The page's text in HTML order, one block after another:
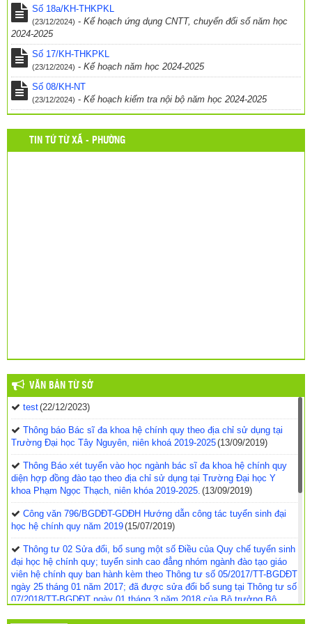
Số 18a/KH-THKPKL
(23/12/2024) - Kế hoạch ứng dụng CNTT, chuyển đổi số năm học
2024-2025
Số 17/KH-THKPKL
(23/12/2024) - Kế hoạch năm học 2024-2025
Số 08/KH-NT
(23/12/2024) - Kế hoạch kiểm tra nội bộ năm học 2024-2025
TIN TỨ TỪ XÃ - PHƯỜNG
VĂN BẢN TỪ SỞ
test(22/12/2023)
Thông báo Bác sĩ đa khoa hệ chính quy theo địa chỉ sử dụng tại
Trường Đại học Tây Nguyên, niên khoá 2019-2025(13/09/2019)
Thông Báo xét tuyển vào học ngành bác sĩ đa khoa hệ chính quy
diện hợp đồng đào tạo theo địa chỉ sử dụng tại Trường Đại học Y
khoa Phạm Ngọc Thạch, niên khóa 2019-2025. (13/09/2019)
Công văn 796/BGDĐT-GDĐH Hướng dẫn công tác tuyển sinh đại
học hệ chính quy năm 2019(15/07/2019)
Thông tư 02 Sửa đổi, bổ sung một số Điều của Quy chế tuyển sinh
đại học hệ chính quy; tuyển sinh cao đẳng nhóm ngành đào tạo giáo
viên hệ chính quy ban hành kèm theo Thông tư số 05/2017/TT-BGDĐT
ngày 25 tháng 01 năm 2017; đã được sửa đổi bổ sung tại Thông tư số
07/2018/TT-BGDĐT ngày 01 tháng 3 năm 2018 của Bộ trưởng Bộ